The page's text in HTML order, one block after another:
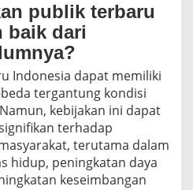
publik terbaru
baik dari
Indonesia dapat memiliki
tergantung kondisi
kebijakan ini dapat
terhadap
terutama dalam
hidup, peningkatan daya
keseimbangan